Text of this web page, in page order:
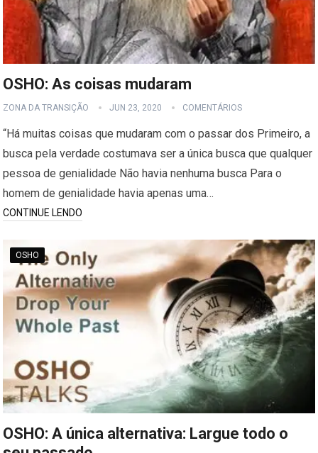
OSHO: As coisas mudaram
ZONA DA TRANSIÇÃO JUN 23, 2020 COMENTÁRIOS
“Há muitas coisas que mudaram com o passar dos Primeiro, a
busca pela verdade costumava ser a única busca que qualquer
pessoa de genialidade Não havia nenhuma busca Para o
homem de genialidade havia apenas uma…
CONTINUE LENDO
OSHO
OSHO: A única alternativa: Largue todo o